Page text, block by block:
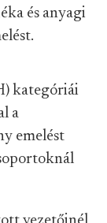
és anyagi
kategóriái
a
emelést